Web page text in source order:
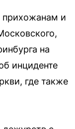
прихожанам и
на
инциденте
где также